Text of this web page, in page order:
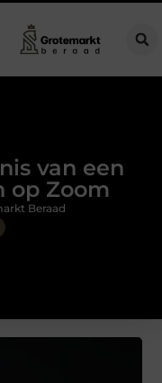
auto laders: zo bepaal je
van een
op Zoom
Beraad